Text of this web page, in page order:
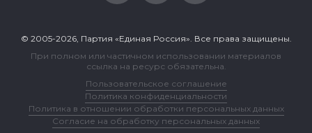
© 2005-2026, Партия «Единая Россия». Все права защищены.
При полном или частичном использовании материалов
ссылка на ресурс обязательна.
Пользовательское соглашение
Политика конфиденциальности
Политика в отношении обработки персональных данных
Согласие на обработку персональных данных